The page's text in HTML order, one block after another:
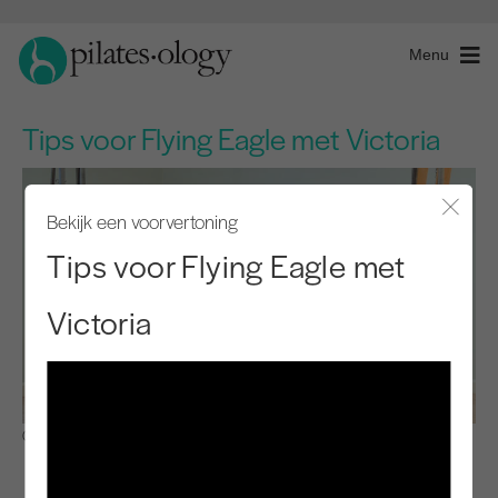
Menu
Tips voor Flying Eagle met Victoria
Bekijk een voorvertoning
Tips voor Flying Eagle met
Victoria
Observeren en leren